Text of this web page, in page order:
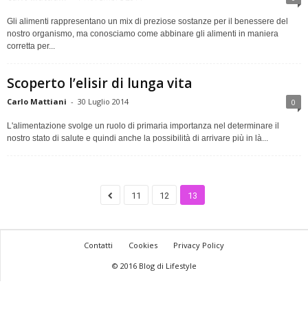
Gli alimenti rappresentano un mix di preziose sostanze per il benessere del
nostro organismo, ma conosciamo come abbinare gli alimenti in maniera
corretta per...
Scoperto l’elisir di lunga vita
Carlo Mattiani - 30 Luglio 2014 0
L'alimentazione svolge un ruolo di primaria importanza nel determinare il
nostro stato di salute e quindi anche la possibilità di arrivare più in là...
11 12 13
Contatti Cookies
Privacy Policy
© 2016 Blog di Lifestyle